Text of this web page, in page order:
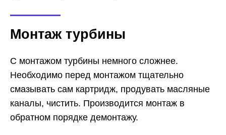
Монтаж турбины
С монтажом турбины немного сложнее.
Необходимо перед монтажом тщательно
смазывать сам картридж, продувать масляные
каналы, чистить. Производится монтаж в
обратном порядке демонтажу.